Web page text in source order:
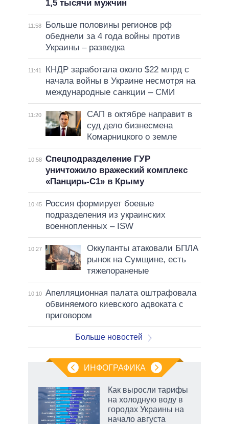
1,5 тысячи мужчин
11:58
Больше половины регионов рф
обеднели за 4 года войны против
Украины – разведка
11:41
КНДР заработала около $22 млрд с
начала войны в Украине несмотря на
международные санкции – СМИ
11:20
САП в октябре направит в
суд дело бизнесмена
Комарницкого о земле
10:58 Спецподразделение ГУР
уничтожило вражеский комплекс
«Панцирь-С1» в Крыму
10:45
Россия формирует боевые
подразделения из украинских
военнопленных – ISW
10:27
Оккупанты атаковали БПЛА
рынок на Сумщине, есть
тяжелораненые
10:10 Апелляционная палата оштрафовала
обвиняемого киевского адвоката с
приговором
Больше новостей
ИНФОГРАФИКА
Как выросли тарифы
на холодную воду в
городах Украины на
начало августа